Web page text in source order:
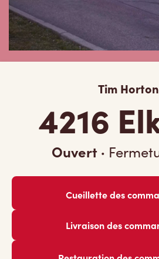
Tim
4216
Ouvert ·
Cueillette des
Livraison des